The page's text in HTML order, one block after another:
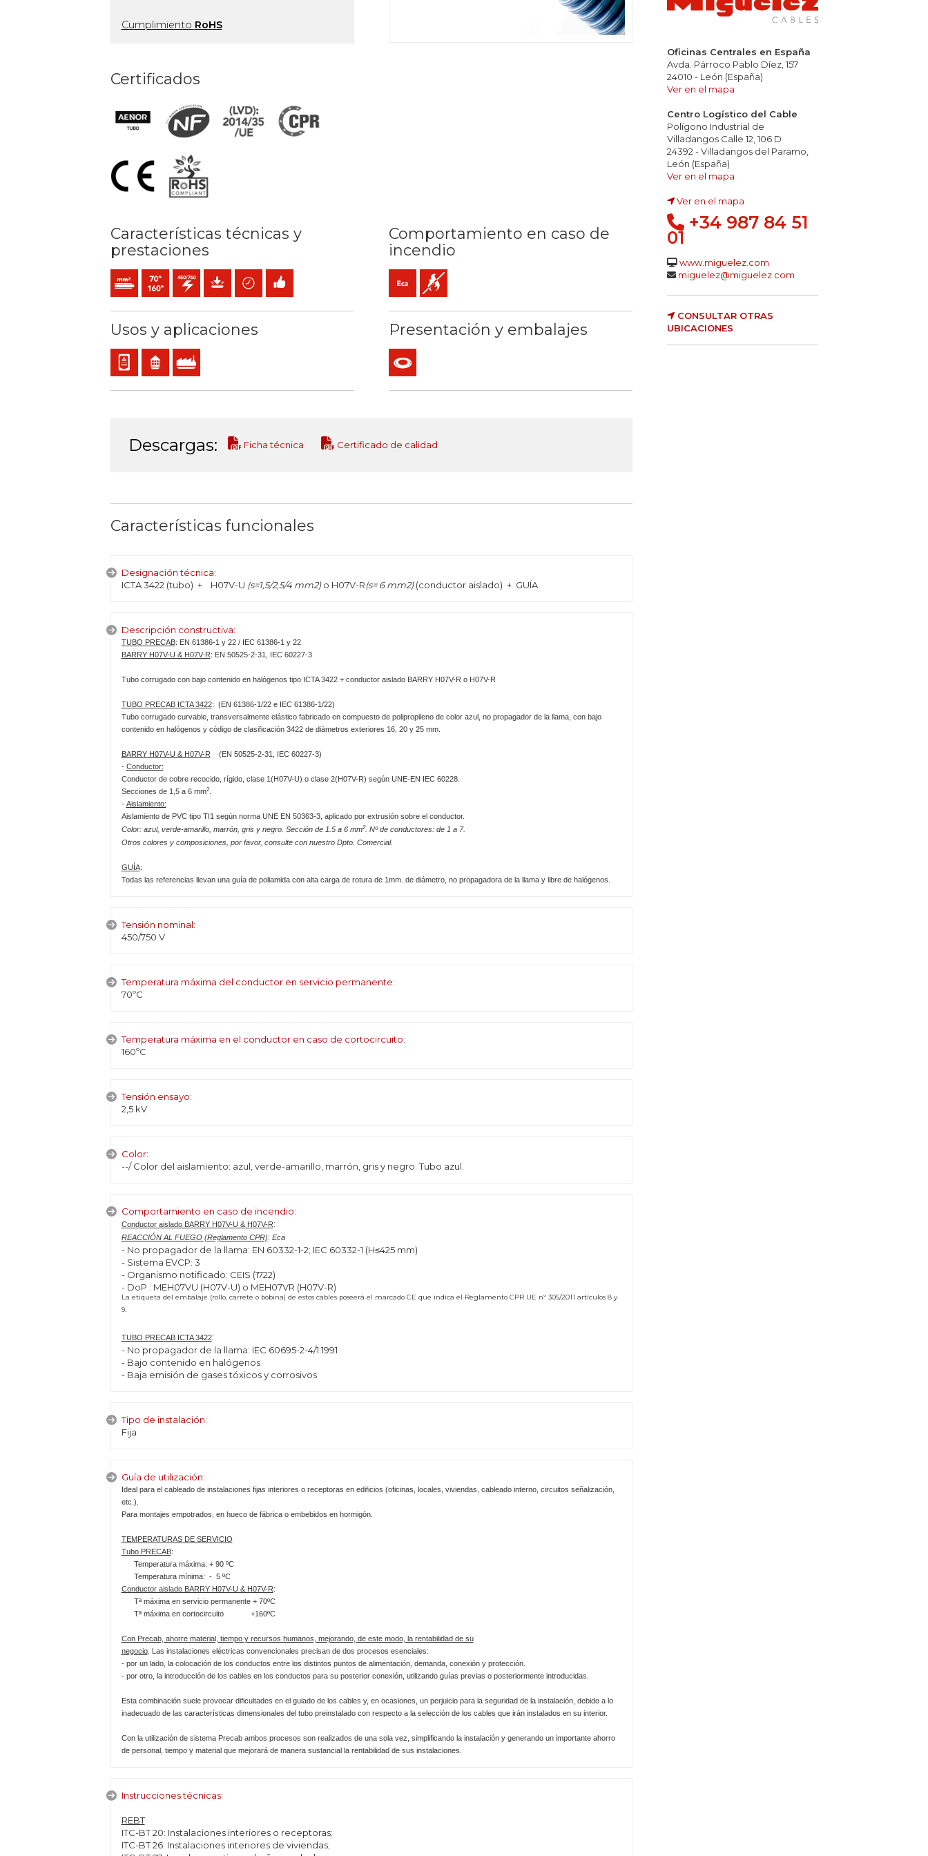
Cumplimiento RoHS
Certificados
Características técnicas y
prestaciones
Conductor de un alambre (clase 1) mm2
Temperatura máx. servicio: 70ºC / 160ºC
450 / 750 V C.A.Protección mecánica
Ahorro de tiempo
Fácil instalación
Comportamiento en caso de
incendio
Eca (reacción al fuego)
No propagador de la llama
Usos y aplicaciones
Cableado interno de cuadros o equipos
ResidencialUso industrial
Presentación y embalajes
Descargas: Ficha técnica Certificado de calidad
Características funcionales
Designación técnica:
ICTA 3422 (tubo) + H07V-U (s=1,5/2,5/4 mm2)o H07V-R(s= 6 mm2)(conductor aislado) + GUÍA
Descripción constructiva:
TUBO PRECAB: EN 61386-1 y 22 / IEC 61386-1 y 22
BARRY H07V-U & H07V-R: EN 50525-2-31, IEC 60227-3
Tubo corrugado con bajo contenido en halógenos tipo ICTA 3422 + conductor aislado BARRY H07V-R o H07V-R
TUBO PRECAB ICTA 3422: (EN 61386-1/22 e IEC 61386-1/22)
Tubo corrugado curvable, transversalmente elástico fabricado en compuesto de polipropileno de color azul, no propagador de la llama, con bajo
contenido en halógenos y código de clasificación 3422 de diámetros exteriores 16, 20 y 25 mm.
BARRY H07V-U & H07V-R (EN 50525-2-31, IEC 60227-3)
- Conductor:
Conductor de cobre recocido, rígido, clase 1(H07V-U) o clase 2(H07V-R) según UNE-EN IEC 60228.
Secciones de 1,5 a 6 mm2.
- Aislamiento:
Aislamiento de PVC tipo TI1 según norma UNE EN 50363-3, aplicado por extrusión sobre el conductor.
Color: azul, verde-amarillo, marrón, gris y negro. Sección de 1.5 a 6 mm2. Nº de conductores: de 1 a 7.
Otros colores y composiciones, por favor, consulte con nuestro Dpto. Comercial.
GUÍA:
Todas las referencias llevan una guía de poliamida con alta carga de rotura de 1mm. de diámetro, no propagadora de la llama y libre de halógenos.
Tensión nominal:
450/750 V
Temperatura máxima del conductor en servicio permanente:
70ºC
Temperatura máxima en el conductor en caso de cortocircuito:
160ºC
Tensión ensayo:
2,5 kV
Color:
--/ Color del aislamiento: azul, verde-amarillo, marrón, gris y negro. Tubo azul.
Comportamiento en caso de incendio:
Conductor aislado BARRY H07V-U & H07V-R:
REACCIÓN AL FUEGO (Reglamento CPR): Eca
- No propagador de la llama: EN 60332-1-2; IEC 60332-1 (H≤425 mm)
- Sistema EVCP: 3
- Organismo notificado: CEIS (1722)
- DoP : MEH07VU (H07V-U) o MEH07VR (H07V-R)
La etiqueta del embalaje (rollo, carrete o bobina) de estos cables poseerá el marcado CE que indica el Reglamento CPR UE nº 305/2011 artículos 8 y
9.
TUBO PRECAB ICTA 3422:
- No propagador de la llama: IEC 60695-2-4/1:1991
- Bajo contenido en halógenos
- Baja emisión de gases tóxicos y corrosivos
Tipo de instalación:
Fija
Guía de utilización:
Ideal para el cableado de instalaciones fijas interiores o receptoras en edificios (oficinas, locales, viviendas, cableado interno, circuitos señalización,
etc.).
Para montajes empotrados, en hueco de fábrica o embebidos en hormigón.
TEMPERATURAS DE SERVICIO
Tubo PRECAB:
Temperatura máxima: + 90 ºC
Temperatura mínima: - 5 ºC
Conductor aislado BARRY H07V-U & H07V-R:
Tª máxima en servicio permanente + 70ºC
Tª máxima en cortocircuito +160ºC
Con Precab, ahorre material, tiempo y recursos humanos, mejorando, de este modo, la rentabilidad de su
negocio. Las instalaciones eléctricas convencionales precisan de dos procesos esenciales:
- por un lado, la colocación de los conductos entre los distintos puntos de alimentación, demanda, conexión y protección.
- por otro, la introducción de los cables en los conductos para su posterior conexión, utilizando guías previas o posteriormente introducidas.
Esta combinación suele provocar dificultades en el guiado de los cables y, en ocasiones, un perjuicio para la seguridad de la instalación, debido a lo
inadecuado de las características dimensionales del tubo preinstalado con respecto a la selección de los cables que irán instalados en su interior.
Con la utilización de sistema Precab ambos procesos son realizados de una sola vez, simplificando la instalación y generando un importante ahorro
de personal, tiempo y material que mejorará de manera sustancial la rentabilidad de sus instalaciones.
Instrucciones técnicas:
REBT
ITC-BT 20: Instalaciones interiores o receptoras;
ITC-BT 26: Instalaciones interiores de viviendas;
Oficinas Centrales en España
Avda. Párroco Pablo Díez, 157
24010 - León (España)
Ver en el mapa
Centro Logístico del Cable
Polígono Industrial de
Villadangos Calle 12, 106 D
24392 - Villadangos del Paramo,
León (España)
Ver en el mapa
Ver en el mapa
+34 987 84 51
01
www.miguelez.com
miguelez@miguelez.com
CONSULTAR OTRAS
UBICACIONES